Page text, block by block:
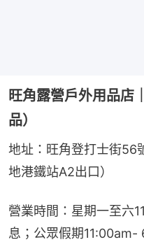
旺角露營戶外用品店
品）
地址：旺角登打士街56
地港鐵站A2出口）
營業時間：星期一至六
息；公眾假期11:00am-